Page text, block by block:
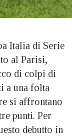
Italia di Serie
al Parisi,
di colpi di
a una folta
si affrontano
punti. Per
debutto in